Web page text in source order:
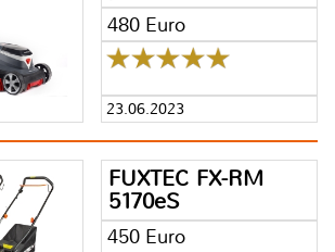
480 Euro
23.06.2023
FUXTEC FX-RM
5170eS
450 Euro